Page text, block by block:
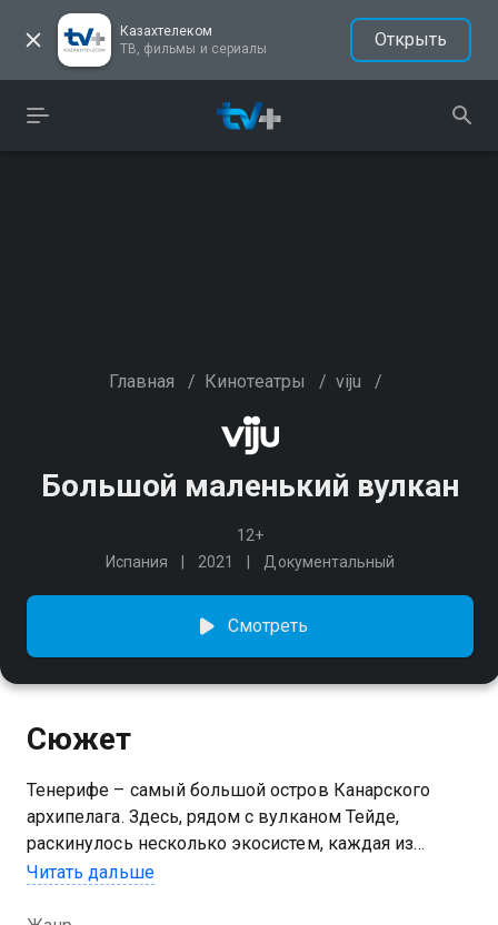
Казахтелеком
ТВ, фильмы и сериалы
Открыть
Главная / Кинотеатры / viju /
Большой маленький вулкан
12+
Испания
2021 Документальный
Смотреть
Сюжет
Тенерифе – самый большой остров Канарского
архипелага. Здесь, рядом с вулканом Тейде,
раскинулось несколько экосистем, каждая из
которых насчитывает сотни видов разных растений
Читать дальше